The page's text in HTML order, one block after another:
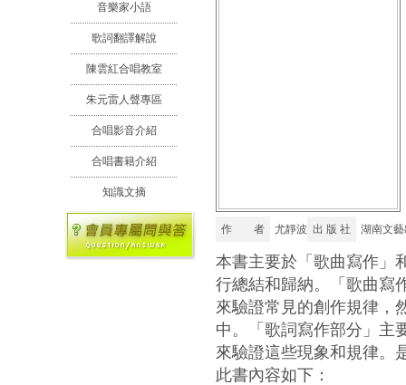
音樂家小語
歌詞翻譯解說
陳雲紅合唱教室
朱元雷人聲專區
合唱影音介紹
合唱書籍介紹
知識文摘
作 者 尤靜波 出 版 社 湖南文
本書主要於「歌曲寫作」
行總結和歸納。「歌曲寫
來驗證常見的創作規律，
中。「歌詞寫作部分」主
來驗證這些現象和規律。
此書內容如下：